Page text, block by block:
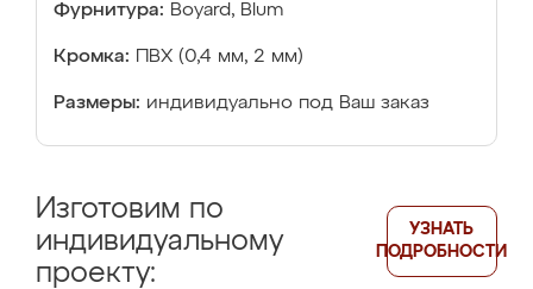
Фурнитура: Boyard, Blum
Кромка: ПВХ (0,4 мм, 2 мм)
Размеры: индивидуально под Ваш заказ
Изготовим по
индивидуальному
проекту:
УЗНАТЬ
ПОДРОБНОСТИ